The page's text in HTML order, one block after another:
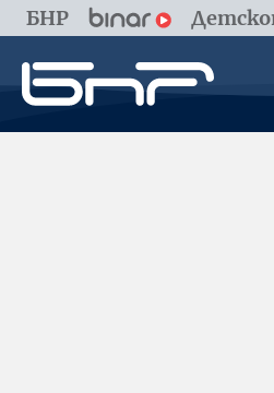
БНР